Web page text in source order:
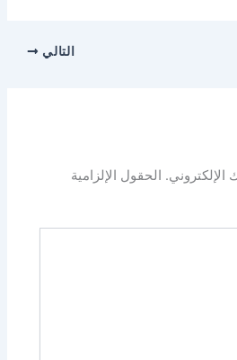
التالي
الإلكتروني. الحقول الإلزامية